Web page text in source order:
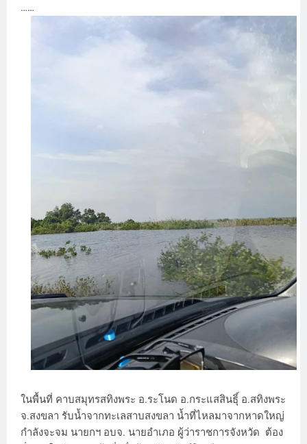
……
ในพื้นที่ คาบสมุทรสทิงพระ อ.ระโนด อ.กระแสสินธุิ์ อ.สทิงพระ
จ.สงขลา รับน้ำจากทะเลสาบสงขลา น้ำที่ไหลมาจากหาดใหญ่
กำลังจะจม นายกฯ อบจ. นายอำเภอ ผู้ว่าราชการจังหวัด ต้อง